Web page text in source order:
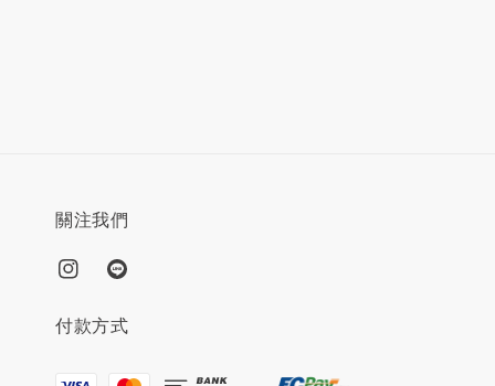
關注我們
付款方式